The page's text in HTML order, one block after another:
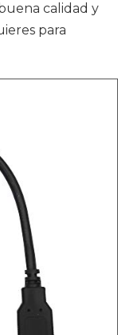
calidad y
para